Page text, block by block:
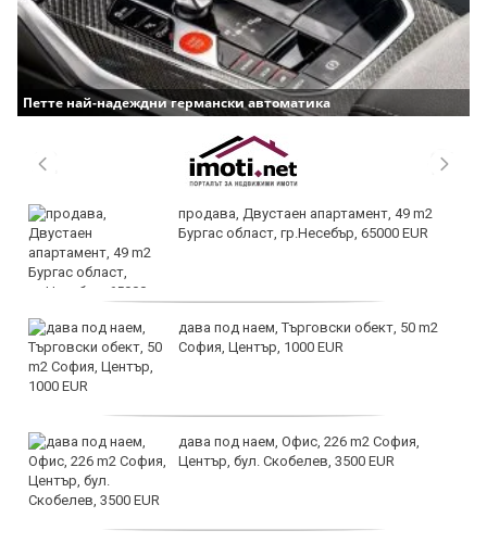
Петте най-надеждни германски автоматика
продава, Двустаен апартамент, 49 m2
Бургас област, гр.Несебър, 65000 EUR
дава под наем, Търговски обект, 50 m2
София, Център, 1000 EUR
дава под наем, Офис, 226 m2 София,
Център, бул. Скобелев, 3500 EUR